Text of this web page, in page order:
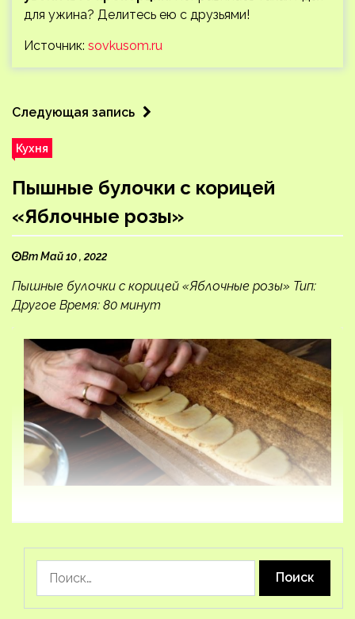
для ужина? Делитесь ею с друзьями!
Источник: sovkusom.ru
Следующая запись
Кухня
Пышные булочки с корицей
«Яблочные розы»
Вт Май 10 , 2022
Пышные булочки с корицей «Яблочные розы» Тип:
Другое Время: 80 минут